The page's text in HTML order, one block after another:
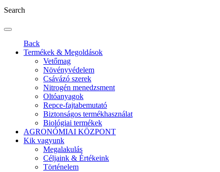
Search
Back
Termékek & Megoldások
Vetőmag
Növényvédelem
Csávázó szerek
Nitrogén menedzsment
Oltóanyagok
Repce-fajtabemutató
Biztonságos termékhasználat
Biológiai termékek
AGRONÓMIAI KÖZPONT
Kik vagyunk
Megalakulás
Céljaink & Értékeink
Történelem